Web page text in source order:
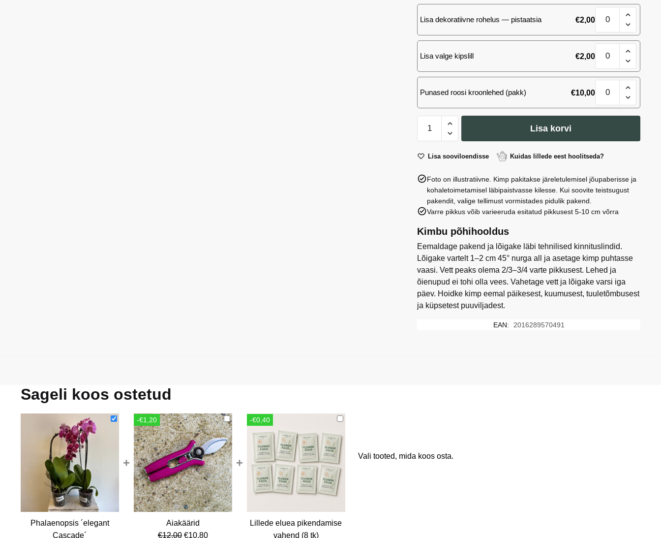
´
kogus
Lisa dekoratiivne rohelus — pistaatsia €2,00
Phalaenopsis
´elegant
Cascade
´
kogus
Lisa valge kipslill €2,00
Phalaenopsis
´elegant
Cascade
´
kogus
Punased roosi kroonlehed (pakk) €10,00
Phalaenopsis
´elegant
Cascade
´
Phalaenopsis
´elegant
´
Lisa korvi
Lisa sooviloendisse Kuidas lillede eest hoolitseda?
Foto on illustratiivne. Kimp pakitakse järeletulemisel jõupaberisse ja
kohaletoimetamisel läbipaistvasse kilesse. Kui soovite teistsugust
pakendit, valige tellimust vormistades pidulik pakend.
Varre pikkus võib varieeruda esitatud pikkusest 5-10 cm võrra
Kimbu põhihooldus
Eemaldage pakend ja lõigake läbi tehnilised kinnituslindid.
Lõigake vartelt 1–2 cm 45° nurga all ja asetage kimp puhtasse
vaasi. Vett peaks olema 2/3–3/4 varte pikkusest. Lehed ja
õienupud ei tohi olla vees. Vahetage vett ja lõigake varsi iga
päev. Hoidke kimp eemal päikesest, kuumusest, tuuletõmbusest
ja küpsetest puuviljadest.
EAN: 2016289570491
Sageli koos ostetud
Phalaenopsis ´elegant
Cascade´
+
-€1,20
Aiakäärid
€12,00 Algne
€10,80Current
+
-€0,40
Lillede eluea pikendamise
vahend (8 tk)
Vali tooted, mida koos osta.